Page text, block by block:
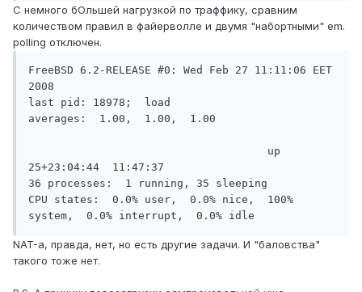
С немного бОльшей нагрузкой по траффику, сравним
количеством правил в файерволле и двумя "набортными" em.
polling отключен.
FreeBSD 6.2-RELEASE #0: Wed Feb 27 11:11:06 EET
2008
last pid: 18978;  load
averages:  1.00,  1.00,  1.00
up
25+23:04:44  11:47:37
36 processes:  1 running, 35 sleeping
CPU states:  0.0% user,  0.0% nice,  100%
system,  0.0% interrupt,  0.0% idle
NAT-а, правда, нет, но есть другие задачи. И "баловства"
такого тоже нет.